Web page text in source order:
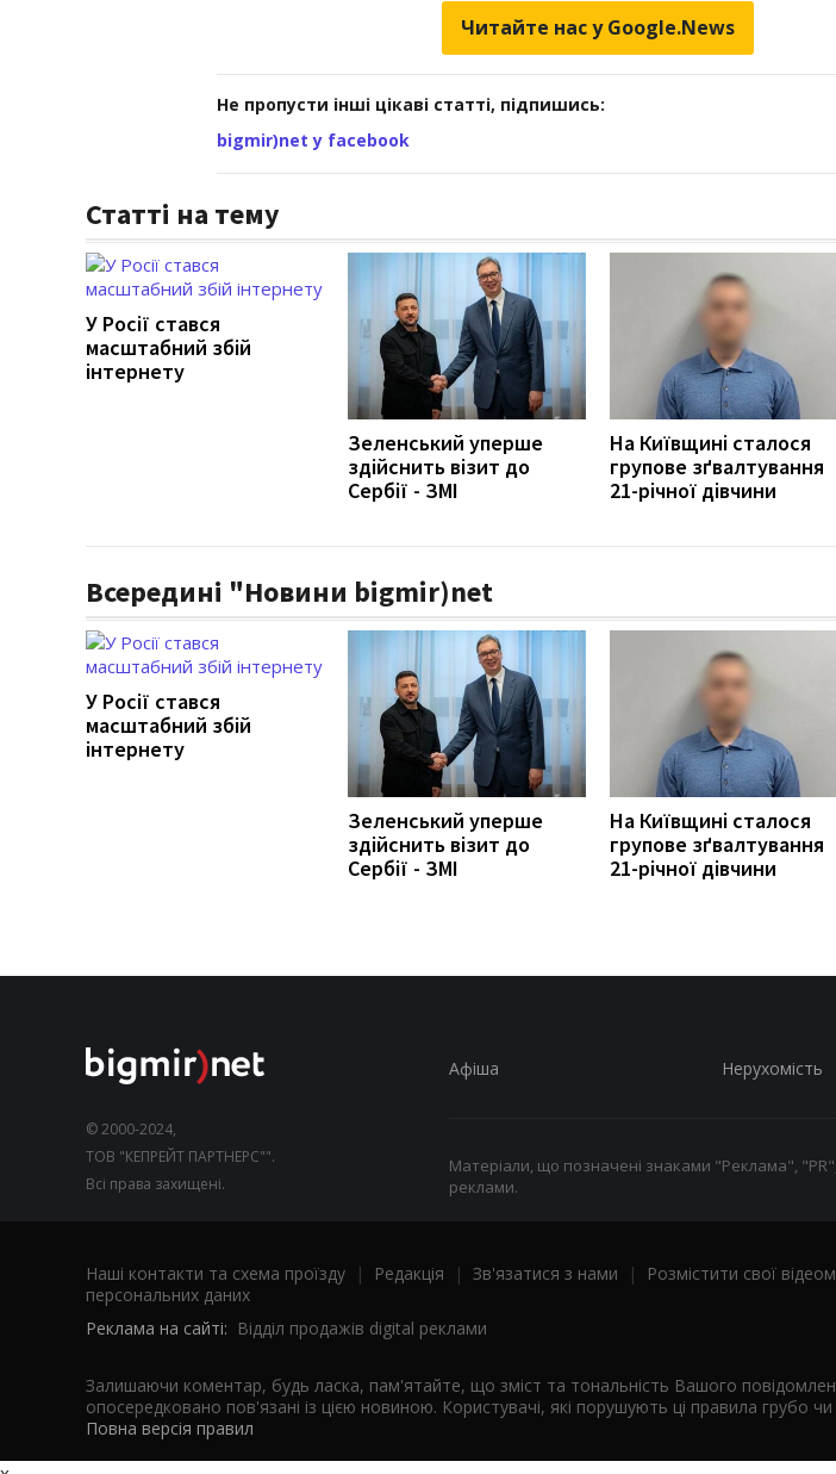
Читайте нас у Google.News
Не пропусти інші цікаві статті, підпишись:
bigmir)net у facebook
Статті на тему
У Росії стався
масштабний збій
інтернету
Зеленський уперше
здійснить візит до
Сербії - ЗМІ
На Київщині сталося
групове зґвалтування
21-річної дівчини
Всередині "Новини bigmir)net
У Росії стався
масштабний збій
інтернету
Зеленський уперше
здійснить візит до
Сербії - ЗМІ
На Київщині сталося
групове зґвалтування
21-річної дівчини
© 2000-2024,
ТОВ "КЕПРЕЙТ ПАРТНЕРС"".
Всі права захищені.
Афіша Нерухомість
Матеріали, що позначені знаками "Реклама",
реклами.
Наші контакти та схема проїзду | Редакція | Зв'язатися з нами | Розмістити свої
персональних даних
Реклама на сайті: Відділ продажів digital реклами
Залишаючи коментар, будь ласка, пам'ятайте, що зміст та тональність Вашого
опосередковано пов'язані із цією новиною. Користувачі, які порушують ці правила грубо
Повна версія правил